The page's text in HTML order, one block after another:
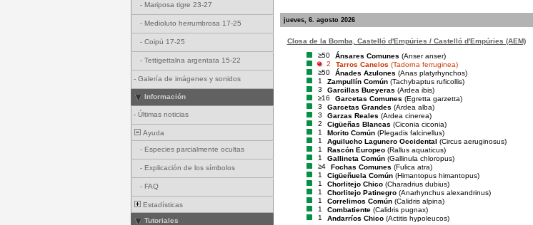
- Mariposa tigre 23-27
- Medioluto herrumbrosa 17-25
- Coipú 17-25
- Tettigettalna argentata 15-22
- Galería de imágenes y sonidos
Información
- Últimas noticias
Ayuda
- Especies parcialmente ocultas
- Explicación de los símbolos
- FAQ
Estadísticas
Tutoriales
jueves, 6. agosto 2026
Closa de la Bomba, Castelló d'Empúries / Castelló d'Empúries (AEM)
≥50
Ánsares Comunes (Anser anser)
2
Tarros Canelos (Tadorna ferruginea)
≥50
Ánades Azulones (Anas platyrhynchos)
1
Zampullín Común (Tachybaptus ruficollis)
3
Garcillas Bueyeras (Ardea ibis)
≥16
Garcetas Comunes (Egretta garzetta)
3
Garcetas Grandes (Ardea alba)
3
Garzas Reales (Ardea cinerea)
2
Cigüeñas Blancas (Ciconia ciconia)
1
Morito Común (Plegadis falcinellus)
1
Aguilucho Lagunero Occidental (Circus aeruginosus)
1
Rascón Europeo (Rallus aquaticus)
1
Gallineta Común (Gallinula chloropus)
≥4
Fochas Comunes (Fulica atra)
1
Cigüeñuela Común (Himantopus himantopus)
1
Chorlitejo Chico (Charadrius dubius)
1
Chorlitejo Patinegro (Anarhynchus alexandrinus)
1
Correlimos Común (Calidris alpina)
1
Combatiente (Calidris pugnax)
1
Andarríos Chico (Actitis hypoleucos)